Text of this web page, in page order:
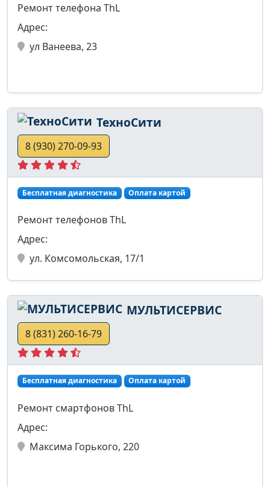
Ремонт телефона ThL
Адрес:
ул Ванеева, 23
ТехноСити
8 (930) 270-09-93
Бесплатная диагностика Оплата картой
Ремонт телефонов ThL
Адрес:
ул. Комсомольская, 17/1
МУЛЬТИСЕРВИС
8 (831) 260-16-79
Бесплатная диагностика Оплата картой
Ремонт смартфонов ThL
Адрес:
Максима Горького, 220